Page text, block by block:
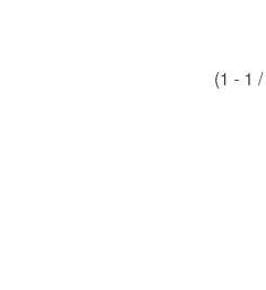
(1 - 1